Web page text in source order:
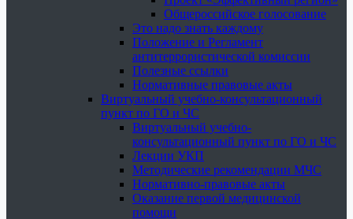
Общероссийское голосование
Это надо знать каждому
Положение и Регламент
антитеррористической комиссии
Полезные ссылки
Нормативные правовые акты
Виртуальный учебно-консультационный
пункт по ГО и ЧС
Виртуальный учебно-
консультационный пункт по ГО и ЧС
Лекции УКП
Методические рекомендации МЧС
Нормативно-правовые акты
Оказание первой медицинской
помощи